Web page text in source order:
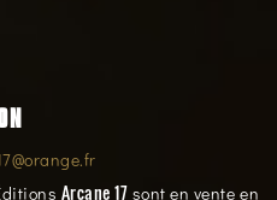
Arcane 17 sont en vente en